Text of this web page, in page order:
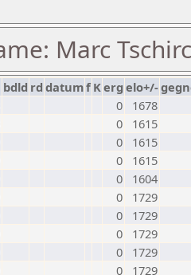
Marc
bdld rd datumf Kerg elo+/-
0
1678
0
1615
0
1615
0
1615
0
1604
0
1729
0
1729
0
1729
0
1729
0
1729